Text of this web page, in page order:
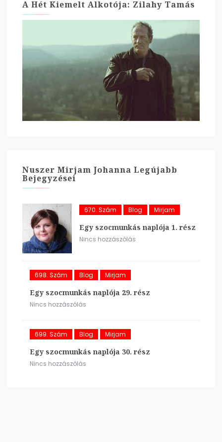
A Hét Kiemelt Alkotója: Zilahy Tamás
Nuszer Mirjam Johanna Legújabb
Bejegyzései
670. Szám Blog Mirjam
Egy szocmunkás naplója 1. rész
Nincs hozzászólás
698. Szám Blog Mirjam
Egy szocmunkás naplója 29. rész
Nincs hozzászólás
699. Szám Blog Mirjam
Egy szocmunkás naplója 30. rész
Nincs hozzászólás